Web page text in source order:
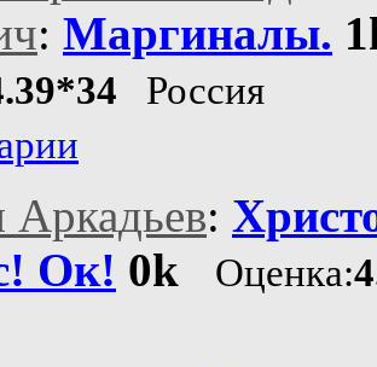
: Маргиналы.
Россия
Аркадьев:
Ок! 0k Оценка: